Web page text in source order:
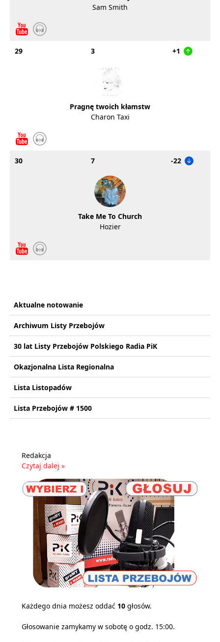
Sam Smith
29 3 +1
Pragnę twoich kłamstw
Charon Taxi
30 7 -22
Take Me To Church
Hozier
Aktualne notowanie
Archiwum Listy Przebojów
30 lat Listy Przebojów Polskiego Radia PiK
Okazjonalna Lista Regionalna
Lista Listopadów
Lista Przebojów # 1500
Redakcja
Czytaj dalej »
Każdego dnia możesz oddać 10 głosów.
Głosowanie zamykamy w sobotę o godz. 15:00.